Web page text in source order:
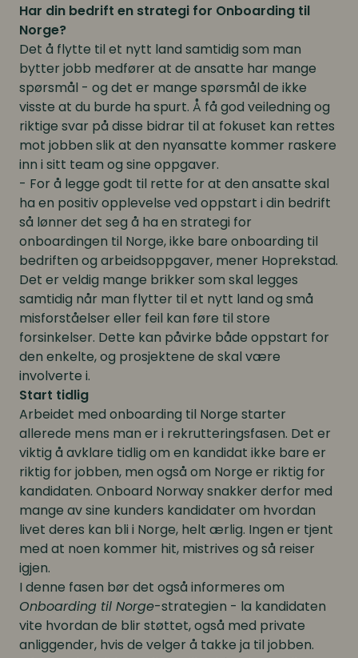
Har din bedrift en strategi for Onboarding til
Norge?
Det å flytte til et nytt land samtidig som man
bytter jobb medfører at de ansatte har mange
spørsmål - og det er mange spørsmål de ikke
visste at du burde ha spurt. Å få god veiledning og
riktige svar på disse bidrar til at fokuset kan rettes
mot jobben slik at den nyansatte kommer raskere
inn i sitt team og sine oppgaver.
- For å legge godt til rette for at den ansatte skal
ha en positiv opplevelse ved oppstart i din bedrift
så lønner det seg å ha en strategi for
onboardingen til Norge, ikke bare onboarding til
bedriften og arbeidsoppgaver, mener Hoprekstad.
Det er veldig mange brikker som skal legges
samtidig når man flytter til et nytt land og små
misforståelser eller feil kan føre til store
forsinkelser. Dette kan påvirke både oppstart for
den enkelte, og prosjektene de skal være
involverte i.
Start tidlig
Arbeidet med onboarding til Norge starter
allerede mens man er i rekrutteringsfasen. Det er
viktig å avklare tidlig om en kandidat ikke bare er
riktig for jobben, men også om Norge er riktig for
kandidaten. Onboard Norway snakker derfor med
mange av sine kunders kandidater om hvordan
livet deres kan bli i Norge, helt ærlig. Ingen er tjent
med at noen kommer hit, mistrives og så reiser
igjen.
I denne fasen bør det også informeres om
Onboarding til Norge-strategien - la kandidaten
vite hvordan de blir støttet, også med private
anliggender, hvis de velger å takke ja til jobben.